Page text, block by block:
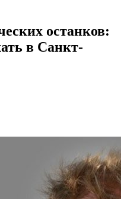
останков:
в Санкт-